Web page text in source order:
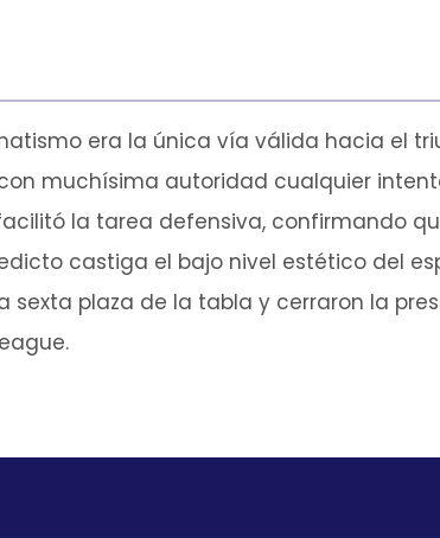
era la única vía válida hacia el
muchísima autoridad cualquier
la tarea defensiva, confirmando
castiga el bajo nivel estético del
sexta plaza de la tabla y cerraron la